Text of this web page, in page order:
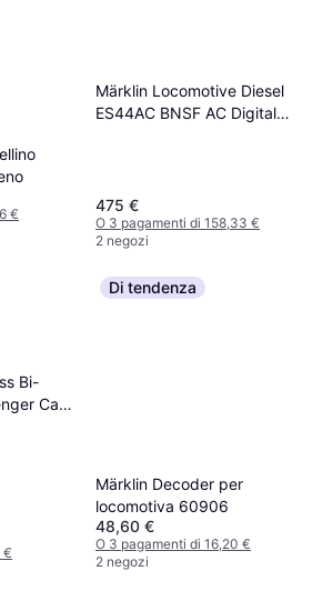
€
Märklin Locomotive Diesel
ES44AC BNSF AC Digital
475 €
O 3 pagamenti di 158,33 €
2 negozi
Bi-
Cars
€
Di tendenza
Märklin Decoder per
locomotiva 60906
48,60 €
O 3 pagamenti di 16,20 €
2 negozi